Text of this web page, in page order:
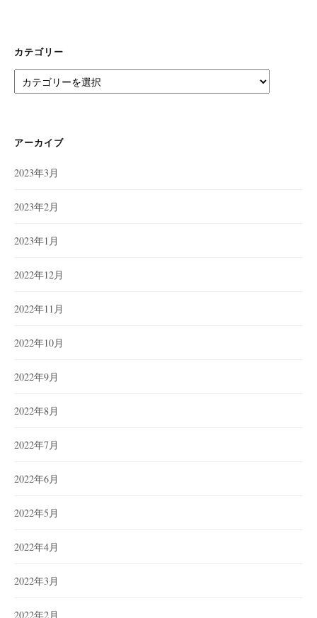
カテゴリー
テ
ー
アーカイブ
2023年3月
2023年2月
2023年1月
2022年12月
2022年11月
2022年10月
2022年9月
2022年8月
2022年7月
2022年6月
2022年5月
2022年4月
2022年3月
2022年2月